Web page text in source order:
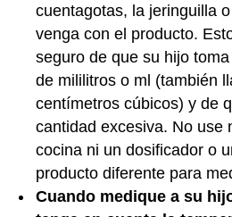
cuentagotas, la jeringuilla
venga con el producto.
seguro de que su hijo
de mililitros o ml (también
centímetros cúbicos) y de
cantidad excesiva. No use
cocina ni un dosificador o
producto diferente para
Cuando medique a su